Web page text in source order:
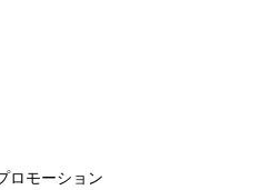
ロモーション